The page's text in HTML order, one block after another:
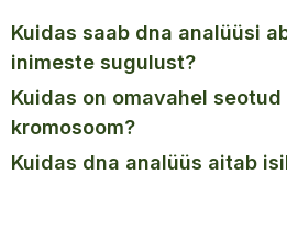
kuidas saab dna analüüsi abil tõestada
inimeste sugulust?
kuidas on omavahel seotud dna geen ja
kromosoom?
kuidas dna analüüs aitab